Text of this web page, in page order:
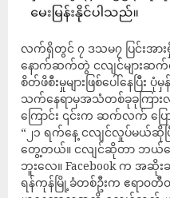
လက်ရှိတွင် ၇ ဒသမ၇ ပြင်းအား
နောက်ဆက်တွဲ ငလျင်များဆ
စိတ်ဖိစီးမှုများဖြစ်ပေါ်နေပြီ
သက်နေရာမှအသံတစ်ခုခုကြာ
ကြောင်း ၎င်းက ဆက်လက် ပြေ
“၂၁ ရက်နေ့ ငလျင်လှုပ်မယ်ဆိုပြီ
တွေ့တယ်။ ငလျင်ဆိုတာ ဘယ်
ဘူးလေ။ Facebook က အဆို
ရန်ကုန်မြို့ခံတစ်ဦးက ဧရာ၀တီ